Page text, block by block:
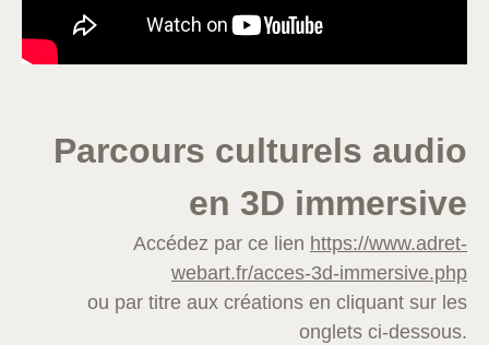
Parcours culturels audio
en 3D immersive
Accédez par ce lien https://www.adret-
webart.fr/acces-3d-immersive.php
ou par titre aux créations en cliquant sur les
onglets ci-dessous.